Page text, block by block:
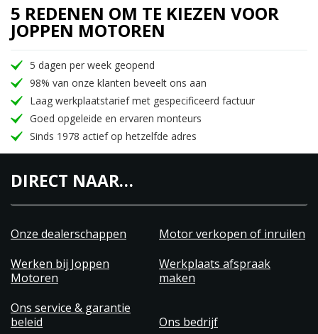
5 REDENEN OM TE KIEZEN VOOR
JOPPEN MOTOREN
5 dagen per week geopend
98% van onze klanten beveelt ons aan
Laag werkplaatstarief met gespecificeerd factuur
Goed opgeleide en ervaren monteurs
Sinds 1978 actief op hetzelfde adres
DIRECT NAAR…
Onze dealerschappen
Motor verkopen of inruilen
Werken bij Joppen
Motoren
Werkplaats afspraak
maken
Ons service & garantie
beleid
Ons bedrijf